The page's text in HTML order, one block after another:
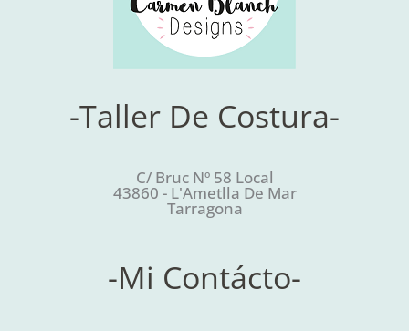
-Taller De Costura-
C/ Bruc Nº 58 Local
43860 - L'Ametlla De Mar
Tarragona
-Mi Contácto-